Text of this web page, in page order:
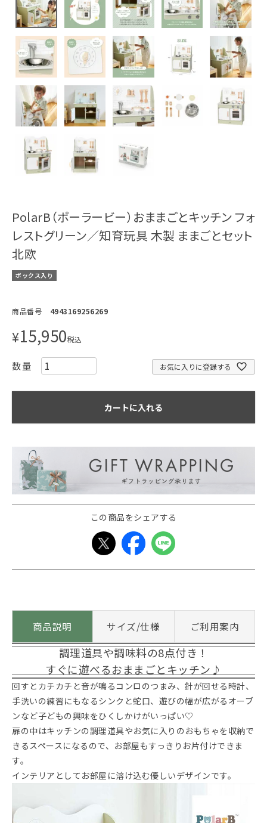
PolarB（ポーラービー）おままごとキッチン フォ
レストグリーン／知育玩具 木製 ままごとセット
北欧
ボックス入り
商品番号 4943169256269
¥15,950税込
お気に入りに登録する
カートに入れる
この商品をシェアする
商品説明 サイズ/仕様 ご利用案内
調理道具や調味料の8点付き！
すぐに遊べるおままごとキッチン♪
回すとカチカチと音が鳴るコンロのつまみ、針が回せる時計、
手洗いの練習にもなるシンクと蛇口、遊びの幅が広がるオーブ
ンなど子どもの興味をひくしかけがいっぱい♡
扉の中はキッチンの調理道具やお気に入りのおもちゃを収納で
きるスペースになるので、お部屋もすっきりお片付けできま
す。
インテリアとしてお部屋に溶け込む優しいデザインです。